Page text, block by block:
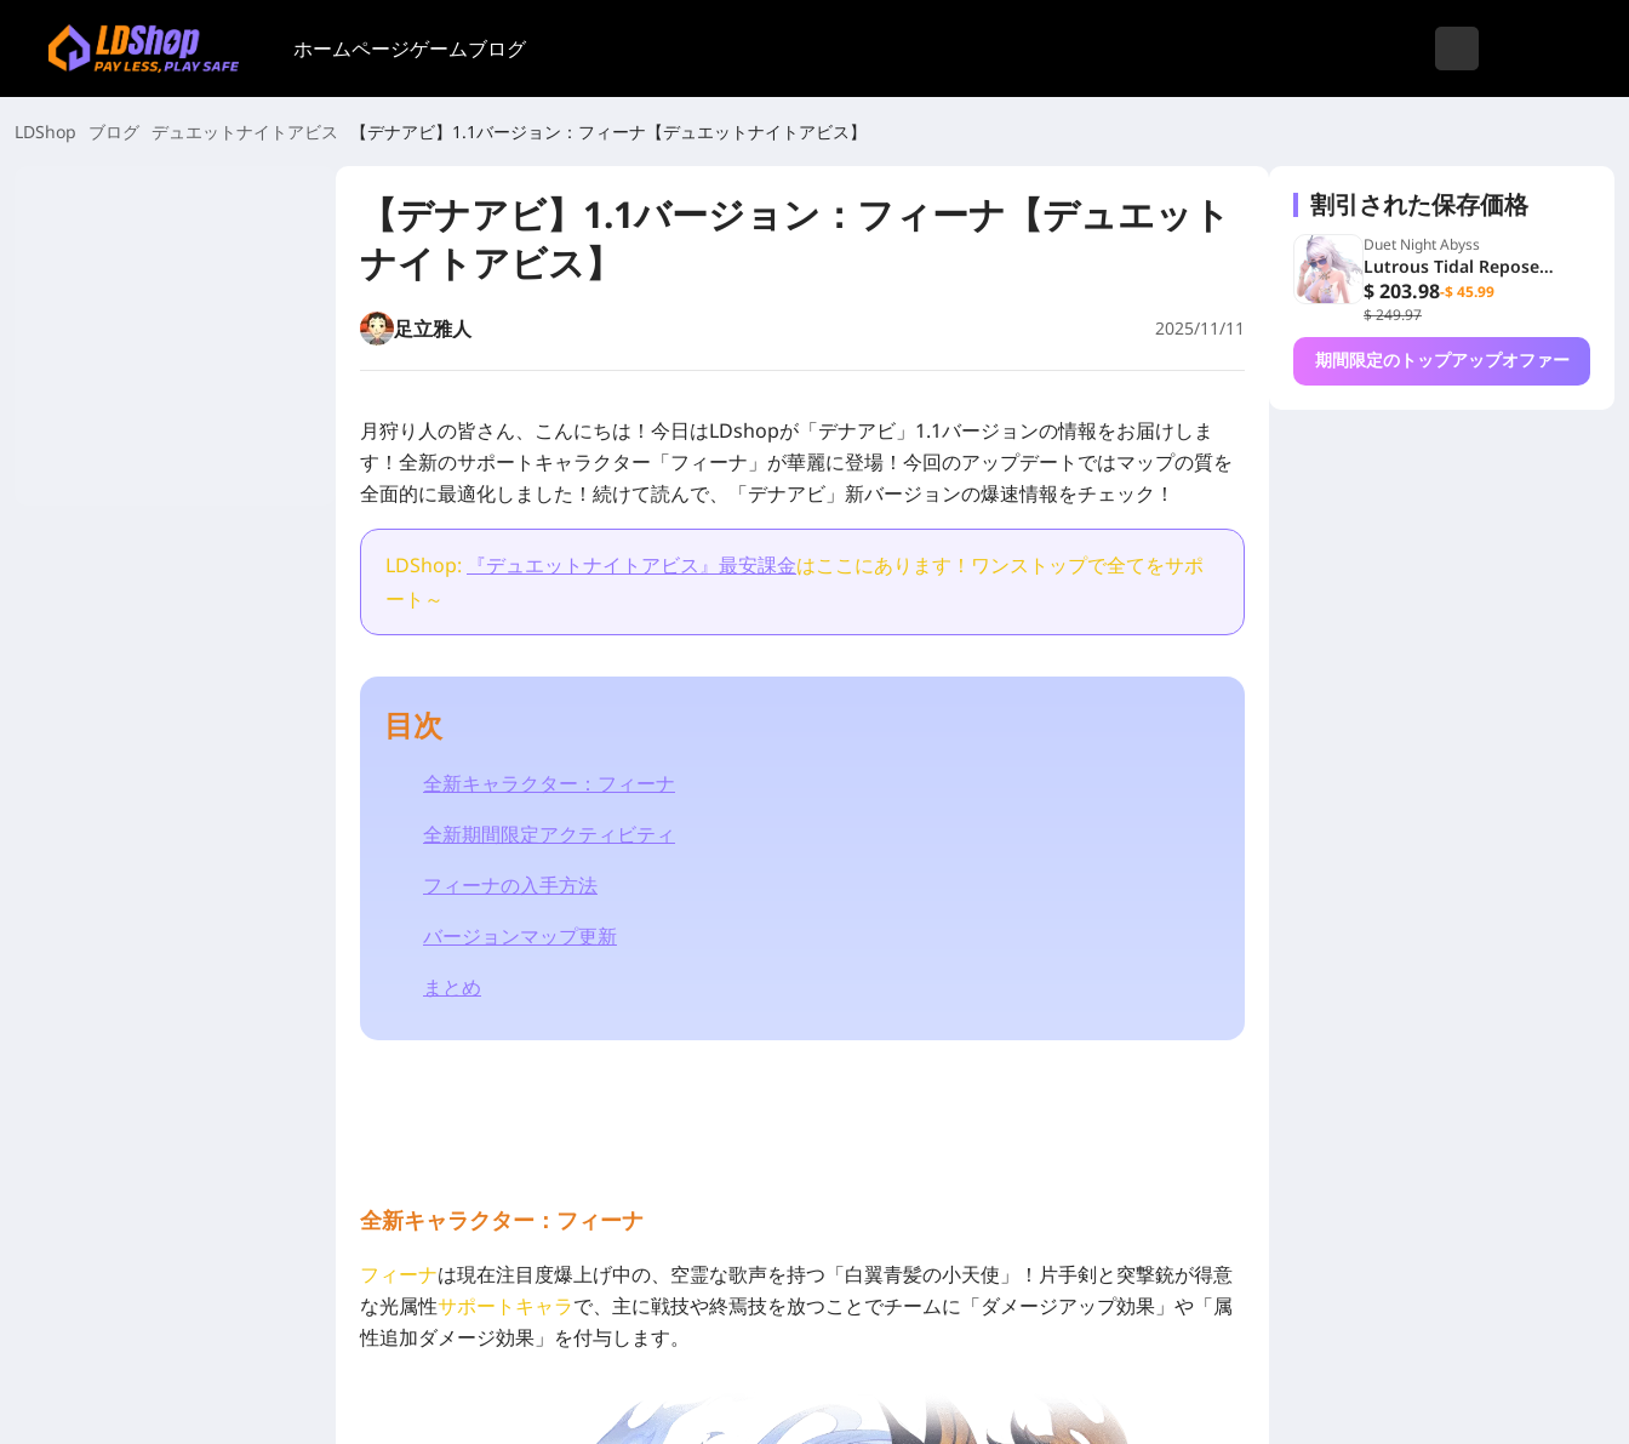
ホームページゲームブログ
LDShop ブログ デュエットナイトアビス 【デナアビ】1.1バージョン：フィーナ【デュエットナイトアビス】
【デナアビ】1.1バージョン：フィーナ【デュエット
ナイトアビス】
足立雅人 2025/11/11
月狩り人の皆さん、こんにちは！今日はLDshopが「デナアビ」1.1バージョンの情報をお届けしま
す！全新のサポートキャラクター「フィーナ」が華麗に登場！今回のアップデートではマップの質を
全面的に最適化しました！続けて読んで、「デナアビ」新バージョンの爆速情報をチェック！
LDShop: 『デュエットナイトアビス』最安課金はここにあります！ワンストップで全てをサポ
ート～
目次
全新キャラクター：フィーナ
全新期間限定アクティビティ
フィーナの入手方法
バージョンマップ更新
まとめ
全新キャラクター：フィーナ
フィーナは現在注目度爆上げ中の、空霊な歌声を持つ「白翼青髪の小天使」！片手剣と突撃銃が得意
な光属性サポートキャラで、主に戦技や終焉技を放つことでチームに「ダメージアップ効果」や「属
性追加ダメージ効果」を付与します。
割引された保存価格
Duet Night Abyss
Lutrous Tidal Repose
Guaranteed Bundle
$ 203.98-$ 45.99
$ 249.97
期間限定のトップアップオファー